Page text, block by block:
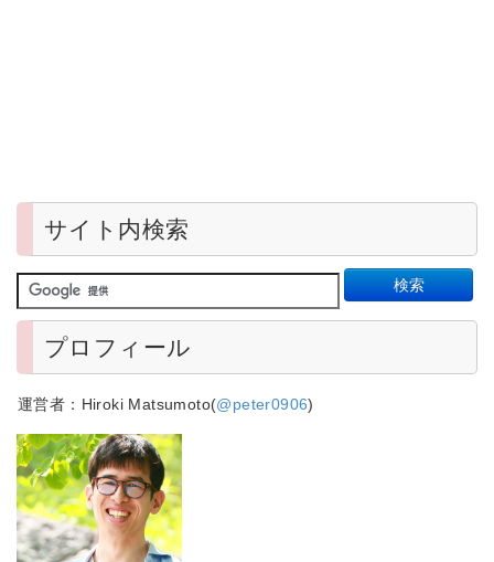
サイト内検索
プロフィール
運営者：Hiroki Matsumoto(@peter0906)